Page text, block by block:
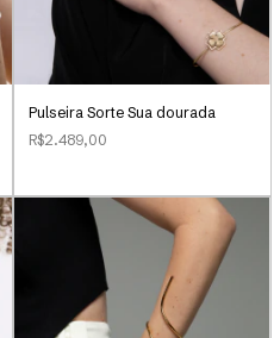
Pulseira Sorte Sua dourada
R$2.489,00